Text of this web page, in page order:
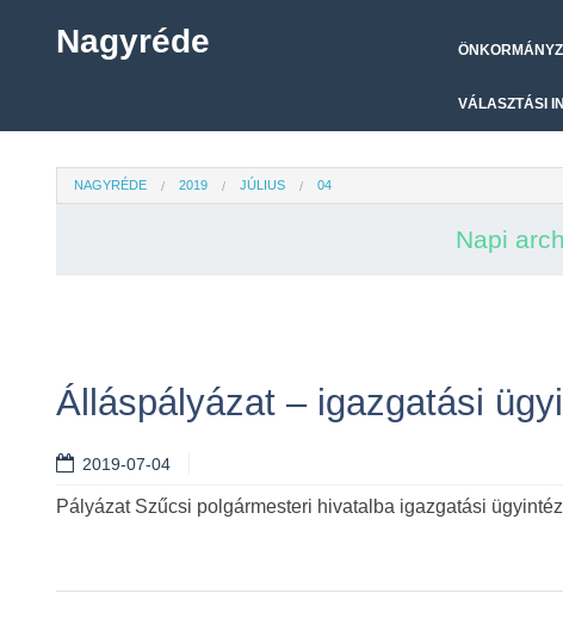
Nagyréde
VÁLASZTÁSI
NAGYRÉDE 2019 JÚLIUS 04
Napi
Álláspályázat – igazgatási
2019-07-04
Pályázat Szűcsi polgármesteri hivatalba igazgatási